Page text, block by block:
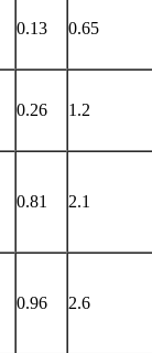
0.13 0.65
0.26 1.2
0.81 2.1
0.96 2.6